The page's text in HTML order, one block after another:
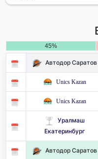
45%
Автодор Саратов
Unics Kazan
Unics Kazan
Уралмаш
Екатеринбург
Автодор Саратов